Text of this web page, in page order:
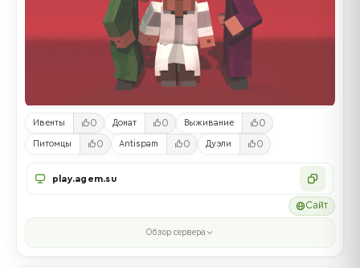
Ивенты 0 Донат 0 Выживание 0
Питомцы 0 Antispam 0 Дуэли 0
play.agem.su
Сайт
Обзор сервера